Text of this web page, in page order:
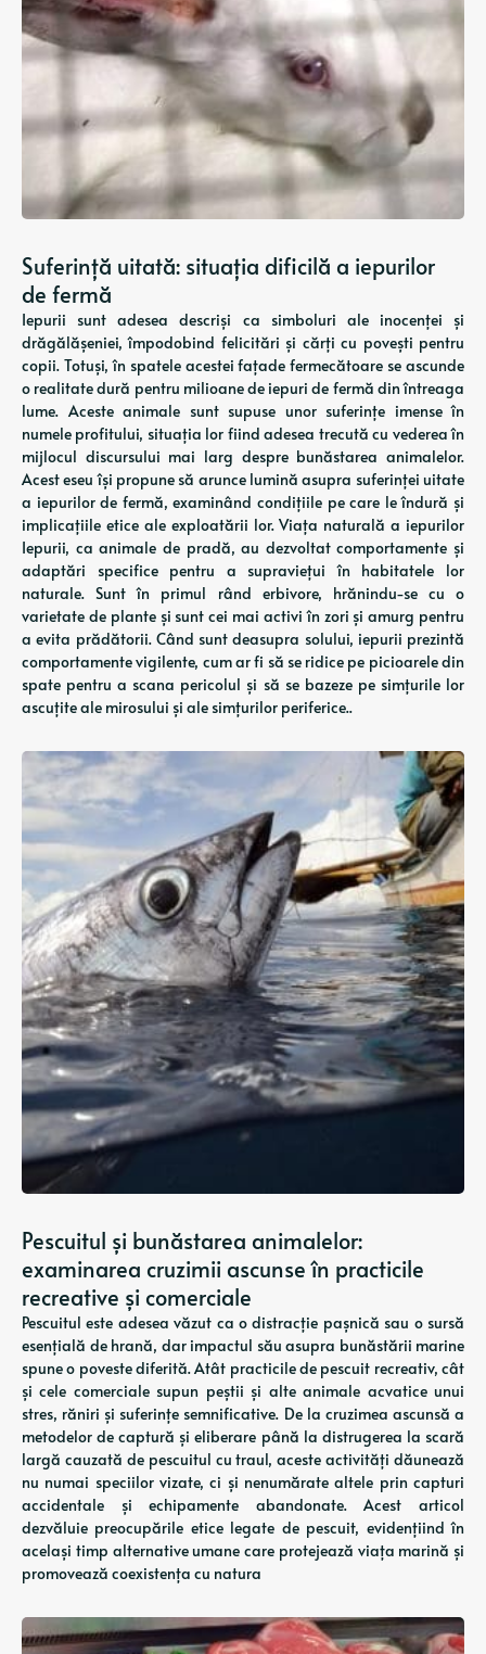
Suferință uitată: situația dificilă a iepurilor
de fermă
Iepurii sunt adesea descriși ca simboluri ale inocenței și
drăgălășeniei, împodobind felicitări și cărți cu povești pentru
copii. Totuși, în spatele acestei fațade fermecătoare se ascunde
o realitate dură pentru milioane de iepuri de fermă din întreaga
lume. Aceste animale sunt supuse unor suferințe imense în
numele profitului, situația lor fiind adesea trecută cu vederea în
mijlocul discursului mai larg despre bunăstarea animalelor.
Acest eseu își propune să arunce lumină asupra suferinței uitate
a iepurilor de fermă, examinând condițiile pe care le îndură și
implicațiile etice ale exploatării lor. Viața naturală a iepurilor
Iepurii, ca animale de pradă, au dezvoltat comportamente și
adaptări specifice pentru a supraviețui în habitatele lor
naturale. Sunt în primul rând erbivore, hrănindu-se cu o
varietate de plante și sunt cei mai activi în zori și amurg pentru
a evita prădătorii. Când sunt deasupra solului, iepurii prezintă
comportamente vigilente, cum ar fi să se ridice pe picioarele din
spate pentru a scana pericolul și să se bazeze pe simțurile lor
ascuțite ale mirosului și ale simțurilor periferice..
Pescuitul și bunăstarea animalelor:
examinarea cruzimii ascunse în practicile
recreative și comerciale
Pescuitul este adesea văzut ca o distracție pașnică sau o sursă
esențială de hrană, dar impactul său asupra bunăstării marine
spune o poveste diferită. Atât practicile de pescuit recreativ, cât
și cele comerciale supun peștii și alte animale acvatice unui
stres, răniri și suferințe semnificative. De la cruzimea ascunsă a
metodelor de captură și eliberare până la distrugerea la scară
largă cauzată de pescuitul cu traul, aceste activități dăunează
nu numai speciilor vizate, ci și nenumărate altele prin capturi
accidentale și echipamente abandonate. Acest articol
dezvăluie preocupările etice legate de pescuit, evidențiind în
același timp alternative umane care protejează viața marină și
promovează coexistența cu natura